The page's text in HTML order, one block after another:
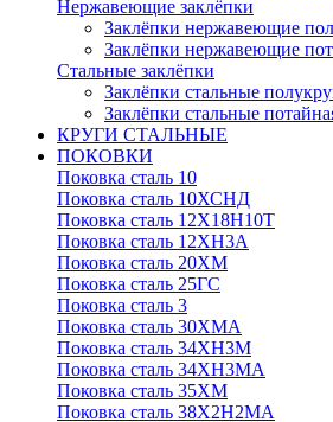
Нержавеющие заклёпки
Заклёпки нержавеющие
Заклёпки нержавеющие
Стальные заклёпки
Заклёпки стальные
Заклёпки стальные
КРУГИ СТАЛЬНЫЕ
ПОКОВКИ
Поковка сталь 10
Поковка сталь 10ХСНД
Поковка сталь 12Х18Н10Т
Поковка сталь 12ХН3А
Поковка сталь 20ХМ
Поковка сталь 25ГС
Поковка сталь 3
Поковка сталь 30ХМА
Поковка сталь 34ХН3М
Поковка сталь 34ХН3МА
Поковка сталь 35ХМ
Поковка сталь 38Х2Н2МА